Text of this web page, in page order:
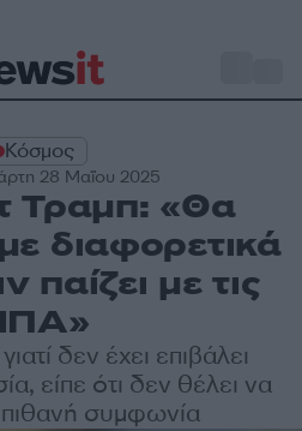
Κόσμος
28 Μαΐου 2025
Τραμπ: «Θα
διαφορετικά
παίζει με τις
δεν έχει επιβάλει
είπε ότι δεν θέλει να
πιθανή συμφωνία